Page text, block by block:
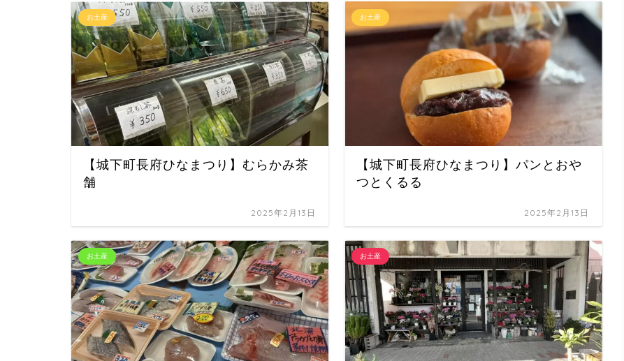
お土産
【城下町長府ひなまつり】むらかみ茶
舗
2025年2月13日
お土産
【城下町長府ひなまつり】パンとおや
つとくるる
2025年2月13日
お土産 お土産